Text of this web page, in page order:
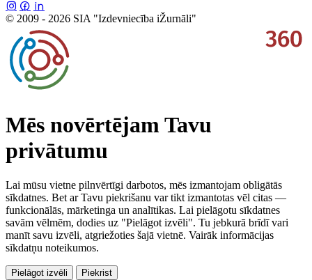
© 2009 - 2026 SIA "Izdevniecība iŽurnāli"
Mēs novērtējam Tavu
privātumu
Lai mūsu vietne pilnvērtīgi darbotos, mēs izmantojam obligātās
sīkdatnes. Bet ar Tavu piekrišanu var tikt izmantotas vēl citas —
funkcionālās, mārketinga un analītikas. Lai pielāgotu sīkdatnes
savām vēlmēm, dodies uz "Pielāgot izvēli". Tu jebkurā brīdī vari
manīt savu izvēli, atgriežoties šajā vietnē. Vairāk informācijas
sīkdatņu noteikumos.
Pielāgot izvēli Piekrist